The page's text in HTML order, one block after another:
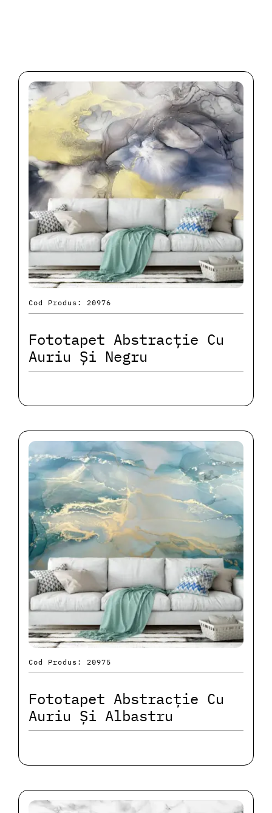
Cod Produs: 20976
Fototapet Abstracție Cu
Auriu Și Negru
Cod Produs: 20975
Fototapet Abstracție Cu
Auriu Și Albastru